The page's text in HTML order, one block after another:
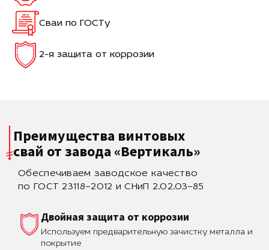
Сваи по ГОСТу
2-я защита от коррозии
Преимущества винтовых
свай от завода «Вертикаль»
Обеспечиваем заводское качество
по ГОСТ 23118–2012 и СНиП 2.02.03–85
Двойная защита от коррозии
Используем предварительную зачистку металла и
покрытие